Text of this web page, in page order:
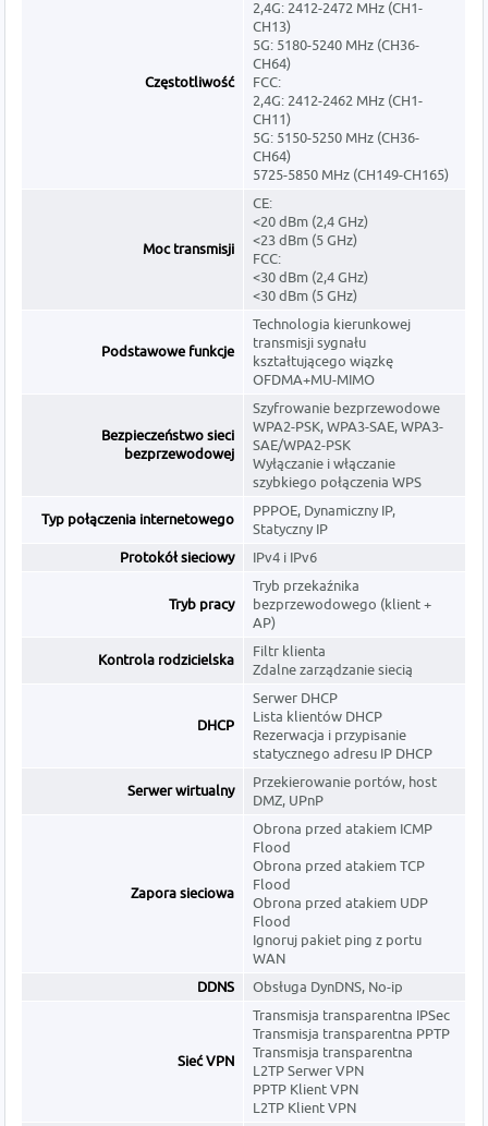
Częstotliwość
2,4G: 2412-2472 MHz (CH1-
CH13)
5G: 5180-5240 MHz (CH36-
CH64)
FCC:
2,4G: 2412-2462 MHz (CH1-
CH11)
5G: 5150-5250 MHz (CH36-
CH64)
5725-5850 MHz (CH149-CH165)
Moc transmisji
CE:
<20 dBm (2,4 GHz)
<23 dBm (5 GHz)
FCC:
<30 dBm (2,4 GHz)
<30 dBm (5 GHz)
Podstawowe funkcje
Technologia kierunkowej
transmisji sygnału
kształtującego wiązkę
OFDMA+MU-MIMO
Bezpieczeństwo sieci
bezprzewodowej
Szyfrowanie bezprzewodowe
WPA2-PSK, WPA3-SAE, WPA3-
SAE/WPA2-PSK
Wyłączanie i włączanie
szybkiego połączenia WPS
Typ połączenia internetowego
PPPOE, Dynamiczny IP,
Statyczny IP
Protokół sieciowy
IPv4 i IPv6
Tryb pracy
Tryb przekaźnika
bezprzewodowego (klient +
AP)
Kontrola rodzicielska
Filtr klienta
Zdalne zarządzanie siecią
DHCP
Serwer DHCP
Lista klientów DHCP
Rezerwacja i przypisanie
statycznego adresu IP DHCP
Serwer wirtualny
Przekierowanie portów, host
DMZ, UPnP
Zapora sieciowa
Obrona przed atakiem ICMP
Flood
Obrona przed atakiem TCP
Flood
Obrona przed atakiem UDP
Flood
Ignoruj ​​pakiet ping z portu
WAN
DDNS
Obsługa DynDNS, No-ip
Sieć VPN
Transmisja transparentna IPSec
Transmisja transparentna PPTP
Transmisja transparentna
L2TP Serwer VPN
PPTP Klient VPN
L2TP Klient VPN